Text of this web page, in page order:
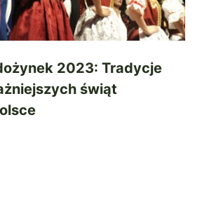
2023: Tradycje
świąt